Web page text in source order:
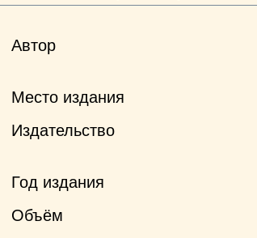
Автор
Место издания
Издательство
Год издания
Объём